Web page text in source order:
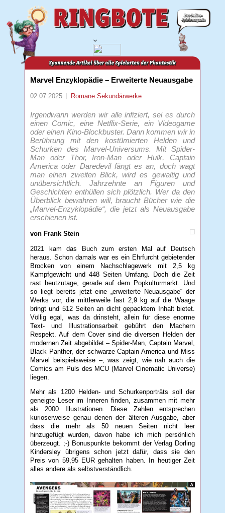
Marvel Enzyklopädie – Erweiterte Neuausgabe
02.07.2025 RomaneSekundärwerke
Irgendwann werden wir alle infiziert, sei es durch
einen Comic, eine Netflix-Serie, ein Videogame
oder einen Kino-Blockbuster. Dann kommen wir in
Berührung mit den kostümierten Helden und
Schurken des Marvel-Universums. Mit Spider-
Man oder Thor, Iron-Man oder Hulk, Captain
America oder Daredevil fängt es an, doch wagt
man einen zweiten Blick, wird es gewaltig und
unübersichtlich. Jahrzehnte an Figuren und
Geschichten enthüllen sich plötzlich. Wer da den
Überblick bewahren will, braucht Bücher wie die
„Marvel-Enzyklopädie“, die jetzt als Neuausgabe
erschienen ist.
von Frank Stein
2021 kam das Buch zum ersten Mal auf Deutsch
heraus. Schon damals war es ein Ehrfurcht gebietender
Brocken von einem Nachschlagewerk mit 2,5 kg
Kampfgewicht und 448 Seiten Umfang. Doch die Zeit
rast heutzutage, gerade auf dem Popkulturmarkt. Und
so liegt bereits jetzt eine „erweiterte Neuausgabe“ der
Werks vor, die mittlerweile fast 2,9 kg auf die Waage
bringt und 512 Seiten an dicht gepacktem Inhalt bietet.
Völlig egal, was da drinsteht, allein für diese enorme
Text- und Illustrationsarbeit gebührt den Machern
Respekt. Auf dem Cover sind die diversen Helden der
modernen Zeit abgebildet – Spider-Man, Captain Marvel,
Black Panther, der schwarze Captain America und Miss
Marvel beispielsweise –, was zeigt, wie nah auch die
Comics am Puls des MCU (Marvel Cinematic Universe)
liegen.
Mehr als 1200 Helden- und Schurkenporträts soll der
geneigte Leser im Inneren finden, zusammen mit mehr
als 2000 Illustrationen. Diese Zahlen entsprechen
kurioserweise genau denen der älteren Ausgabe, aber
dass die mehr als 50 neuen Seiten nicht leer
hinzugefügt wurden, davon habe ich mich persönlich
überzeugt. ;-) Bonuspunkte bekommt der Verlag Dorling
Kindersley übrigens schon jetzt dafür, dass sie den
Preis von 59,95 EUR gehalten haben. In heutiger Zeit
alles andere als selbstverständlich.